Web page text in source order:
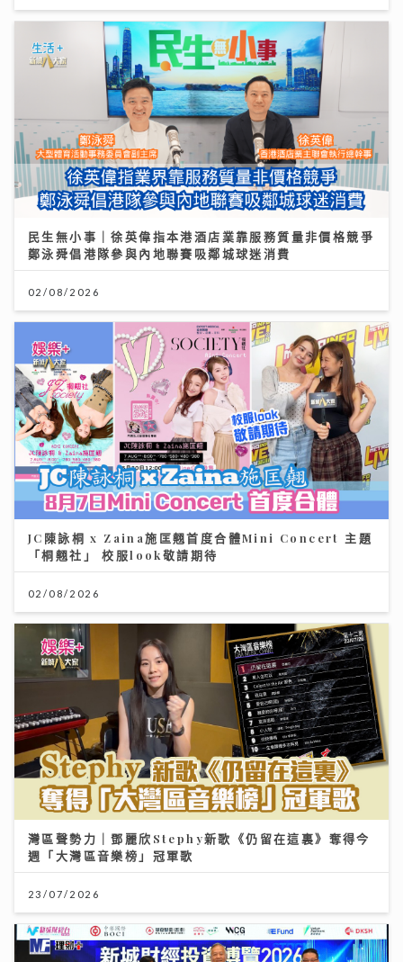
民生無小事｜徐英偉指本港酒店業靠服務質量非價格競爭
鄭泳舜倡港隊參與內地聯賽吸鄰城球迷消費
02/08/2026
JC陳詠桐 x Zaina施匡翹首度合體Mini Concert 主題
「桐翹社」 校服look敬請期待
02/08/2026
灣區聲勢力｜鄧麗欣Stephy新歌《仍留在這裏》奪得今
週「大灣區音樂榜」冠軍歌
23/07/2026